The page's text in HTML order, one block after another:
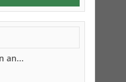
an...